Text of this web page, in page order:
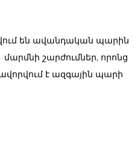
են ավանդական պարին
շարժումներ, որոնց
է ազգային պարի